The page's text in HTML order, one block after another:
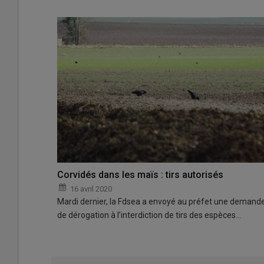
Corvidés dans les maïs : tirs autorisés
16 avril 2020
Mardi dernier, la Fdsea a envoyé au préfet une
de dérogation à l’interdiction de tirs des espèces…